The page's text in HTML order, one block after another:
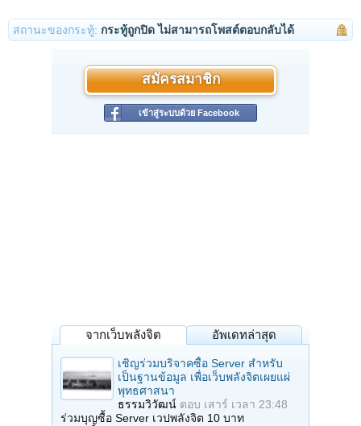
สถานะของกระทู้: กระทู้ถูกปิด ไม่สามารถโพสต์ตอบกลับได้
สมัครสมาชิก
เข้าสู่ระบบด้วย Facebook
จากเว็บพลังจิต อัพเดทล่าสุด
เชิญร่วมบริจาคซื้อ Server สำหรับ
เป็นฐานข้อมูล เพื่อเว็บพลังจิตเผยแผ่
พุทธศาสนา
ธรรมวิวัฒน์ ตอบ เสาร์ เวลา 23:48
ร่วมบุญซื้อ Server เวปพลังจิต 10 บาท